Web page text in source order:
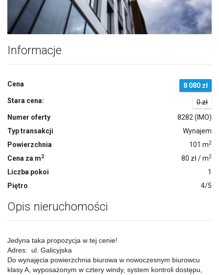
Informacje
Cena
8 080 zł
Stara cena:
0 zł
Numer oferty
8282 (IMO)
Typ transakcji
Wynajem
Powierzchnia
101 m2
Cena za m2 80 zł / m2
Liczba pokoi
1
Piętro
4/5
Opis nieruchomości
Jedyna taka propozycja w tej cenie!
Adres: ul. Galicyjska
Do wynajęcia powierzchnia biurowa w nowoczesnym biurowcu
klasy A, wyposażonym w cztery windy, system kontroli dostępu,